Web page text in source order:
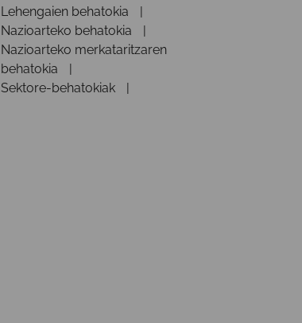
Lehengaien behatokia
Nazioarteko behatokia
Nazioarteko merkataritzaren
behatokia
Sektore-behatokiak